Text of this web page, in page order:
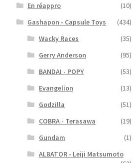
En réappro
(10)
Gashapon - Capsule Toys
(434)
Wacky Races
(35)
Gerry Anderson
(95)
BANDAI - POPY
(53)
Evangelion
(13)
Godzilla
(51)
COBRA - Terasawa
(19)
Gundam
(1)
ALBATOR - Leiji Matsumoto